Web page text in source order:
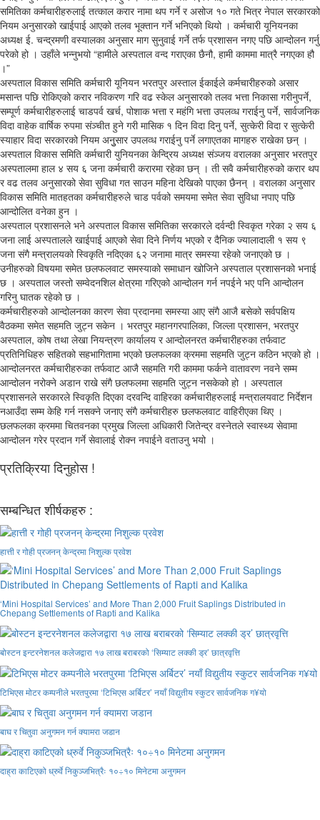
समितिका कर्मचारीहरुलाई तत्काल करार नामा थप गर्ने र असोज १० गते भित्र नेपाल सरकारको
नियम अनुसारको खाईपाई आएको तलव भूक्तान गर्ने भनिएको थियो । कर्मचारी यूनियनका
अध्यक्ष ई. चन्द्रमणी वस्यालका अनुसार माग सुनुवाई गर्ने तर्फ प्रशासन नगए पछि आन्दोलन गर्नु
परेको हो । उहाँले भन्नुभयो “हामीले अस्पताल वन्द गराएका छैनौ, हामी काममा मात्रै नगएका हौ
।”
अस्पताल विकास समिति कर्मचारी यूनियन भरतपुर अस्ताल ईकाईले कर्मचारीहरुको असार
मसान्त पछि रोकिएको करार नविकरण गरि वढ स्केल अनुसारको तलव भत्ता निकासा गरीनुपर्ने,
सम्पूर्ण कर्मचारीहरुलाई चाडपर्व खर्च, पोशाक भत्ता र महंगि भत्ता उपलव्ध गराईनु पर्ने, सार्वजनिक
विदा वाहेक वार्षिक रुपमा संञ्चीत हुने गरी मासिक १ दिन विदा दिनु पर्ने, सुत्केरी विदा र सुत्केरी
स्याहार विदा सरकारको नियम अनुुसार उपलव्ध गराईनु पर्ने लगाएतका मागहरु राखेका छन् ।
अस्पताल विकास समिति कर्मचारी युनियनका केन्द्रिय अध्यक्ष संञ्जय वरालका अनुसार भरतपुर
अस्पतालमा हाल ४ सय ६ जना कर्मचारी करारमा रहेका छन् । ती सवै कर्मचारीहरुको करार थप
र वढ तलव अनुसारको सेवा सुविधा गत साउन महिना देखिको पाएका छैनन् । वरालका अनुसार
विकास समिति मातहतका कर्मचारीहरुले चाड पर्वको समयमा समेत सेवा सुविधा नपाए पछि
आन्दोलित वनेका हुन ।
अस्पताल प्रशासनले भने अस्पताल विकास समितिका सरकारले दर्वन्दी स्विकृत गरेका २ सय ६
जना लाई अस्पतालले खाईपाई आएको सेवा दिने निर्णय भएको र दैनिक ज्यालादाली १ सय ९
जना संगै मन्त्रालयको स्विकृति नदिएका ६२ जनामा मात्र समस्या रहेको जनाएको छ ।
उनीहरुको विषयमा समेत छलफलवाट समस्याको समाधान खोजिने अस्पताल प्रशासनको भनाई
छ । अस्पताल जस्तो सम्वेदनशिल क्षेत्रमा गरिएको आन्दोलन गर्न नपईने भए पनि आन्दोलन
गरिनु घातक रहेको छ ।
कर्मचारीहरुको आन्दोलनका कारण सेवा प्रदानमा समस्या आए संगै आजै बसेको सर्वपक्षिय
वैठकमा समेत सहमति जुट्न सकेन । भरतपुर महानगरपालिका, जिल्ला प्रशासन, भरतपुर
अस्पताल, कोष तथा लेखा नियन्त्रण कार्यालय र आन्दोलनरत कर्मचारीहरुका तर्फवाट
प्रतिनिधिहरु सहितको सहभागितामा भएको छलफलका क्रममा सहमति जुट्न कठिन भएको हो ।
आन्दोलनरत कर्मचारीहरुका तर्फवाट आजै सहमति गरी काममा फर्कने वातावरण नवने सम्म
आन्दोलन नरोक्ने अडान राखे संगै छलफलमा सहमति जुट्न नसकेको हो । अस्पताल
प्रशासनले सरकारले स्विकृति दिएका दरवन्दि वाहिरका कर्मचारीहरुलाई मन्त्रालयवाट निर्देशन
नआउँदा सम्म केहि गर्न नसक्ने जनाए संगै कर्मचारीहरु छलफलवाट वाहिरीएका थिए ।
छलफलका क्रममा चितवनका प्रमुख जिल्ला अधिकारी जितेन्द्र वस्नेतले स्वास्थ्य सेवामा
आन्दोलन गरेर प्रदान गर्ने सेवालाई रोक्न नपाईने वताउनु भयो ।
प्रतिक्रिया दिनुहोस !
सम्बन्धित शीर्षकहरु :
हात्ती र गोही प्रजनन् केन्द्रमा निशुल्क प्रवेश
‘Mini Hospital Services’ and More Than 2,000 Fruit Saplings Distributed in
Chepang Settlements of Rapti and Kalika
बोस्टन इन्टरनेशनल कलेजद्वारा १७ लाख बराबरको ‘सिम्याट लक्की ड्र’ छात्रवृत्ति
टिभिएस मोटर कम्पनीले भरतपुरमा ‘टिभिएस अर्बिटर’ नयाँ विद्युतीय स्कुटर सार्वजनिक ग¥यो
बाघ र चितुवा अनुगमन गर्न क्यामरा जडान
दाह्रा काटिएको ध्रुर्वे निकुञ्जभित्रैः १०÷१० मिनेटमा अनुगमन